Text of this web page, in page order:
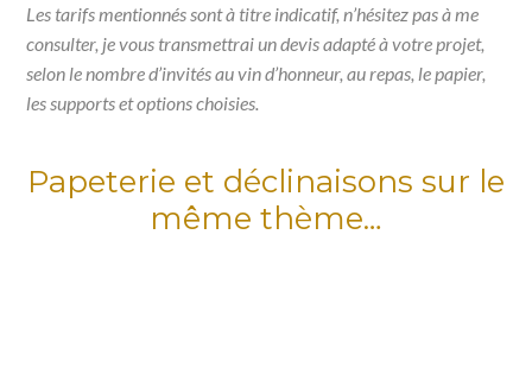
Les tarifs mentionnés sont à titre indicatif, n’hésitez pas à me
consulter, je vous transmettrai un devis adapté à votre projet,
selon le nombre d’invités au vin d’honneur, au repas, le papier,
les supports et options choisies.
Papeterie et déclinaisons sur le
même thème…